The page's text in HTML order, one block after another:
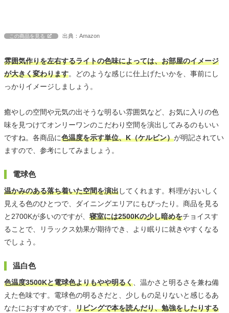
この商品を見る 出典：Amazon
雰囲気作りを左右するライトの色味によっては、お部屋のイメージ
が大きく変わります。どのような感じに仕上げたいかを、事前にし
っかりイメージしましょう。
癒やしの空間や元気の出そうな明るい雰囲気など、お気に入りの色
味を見つけてオンリーワンのこだわり空間を演出してみるのもいい
ですね。各商品に色温度を示す単位、K（ケルビン）が明記されてい
ますので、参考にしてみましょう。
電球色
温かみのある落ち着いた空間を演出してくれます。料理がおいしく
見える色のひとつで、ダイニングエリアにもぴったり。商品を見る
と2700Kが多いのですが、 寝室には2500Kの少し暗めをチョイスす
ることで、リラックス効果が期待でき、より眠りに就きやすくなる
でしょう。
温白色
色温度3500Kと電球色よりもやや明るく、温かさと明るさを兼ね備
えた色味です。電球色の明るさだと、少しもの足りないと感じるあ
なたにおすすめです。 リビングで本を読んだり、勉強をしたりする